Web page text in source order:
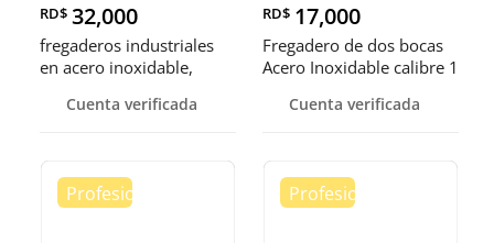
RD$ 32,000
fregaderos industriales
en acero inoxidable,
Cuenta verificada
RD$ 17,000
Fregadero de dos bocas
Acero Inoxidable calibre 1
Cuenta verificada